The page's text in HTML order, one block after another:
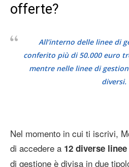
offerte?
All’interno delle linee di
conferito più di 50.000 euro
mentre nelle linee di
diversi.
Nel momento in cui ti iscrivi,
di accedere a 12 diverse
di gestione è divisa in due